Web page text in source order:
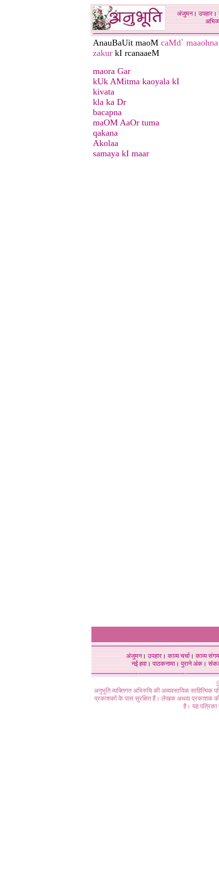
अंजुमन।उपहार।
AnauBaUit maoM caMd` maaohna
zakur kI rcanaaeM
maora Gar
kUk AMitma kaoyala kI
kivata
kla ka Dr
bacapna
maOM AaOr tuma
qakana
Akolaa
samaya kI maar
अंजुमन।उपहार।काव्य चर्चा।काव्य संगम
नई हवा। पाठकनामा। पुराने अंक।
अनुभूति व्यक्तिगत अभिरुचि की अव्यवसायिक
प्रकाशकों के पास सुरक्षित हैं। लेखक अथवा प्रकाशक की
है। यह पत्रिका